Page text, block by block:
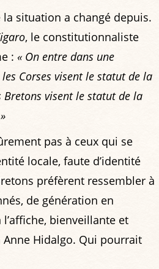
situation a changé depuis.
, le constitutionnaliste
: « On entre dans une
Corses visent le statut de la
Bretons visent le statut de la
pas à ceux qui se
locale, faute d’identité
préfèrent ressembler à
de génération en
bienveillante et
Anne Hidalgo. Qui pourrait